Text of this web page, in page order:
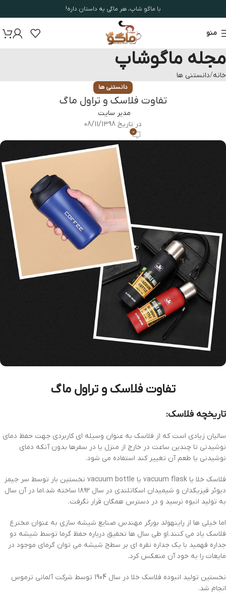
با ماگو شاپ، هر ماگی یه داستان داره!
منو
مجله ماگوشاپ
خانه دانستنی ها
دانستنی ها
تفاوت فلاسک و تراول ماگ
مدیر سایت
در تاریخ 08/11/1398
0
تفاوت فلاسک و تراول ماگ
تاریخچه فلاسک:
سالیان زیادی است که از فلاسک به عنوان وسیله ای کاربردی جهت حفظ دمای
نوشیدنی تا چندین ساعت در خارج از منزل یا در سفرها بدون آنکه دمای
نوشیدنی یا طعم آن تغییر کند استفاده می شود.
فلاسک خلا یا vacuum flask یا vacuum bottle نخستین بار توسط سر جیمز
دیوئر فیزیکدان و شیمیدان اسکاتلندی در سال ۱۸۹۲ ساخته شد.اما در آن سال
به تولید انبوه نرسید و در دسترس همگان قرار نگرفت.
اما خیلی ها از راینهولد بورگر مهندس صنایع شیشه سازی به عنوان مخترع
فلاسک یاد می کنند.او طی سال ها تحقیق درباره حفظ گرما توسط شیشه دو
جداره فهمید با یک جداره نقره ای بر سطح شیشه می توان گرمای موجود در
مایعات را به خود آن منعکس کرد.
نخستین تولید انبوده فلاسک خلا در سال 1904 توسط شرکت آلمانی ترموس
انجام شد.